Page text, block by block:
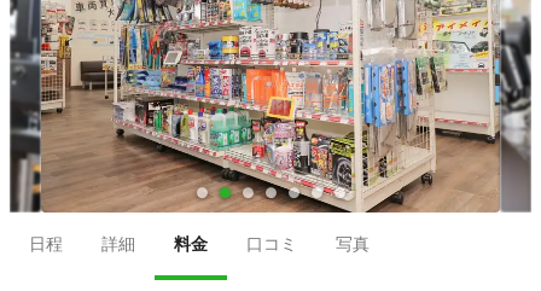
● ● ● ● ● ● ●
日程 詳細 料金 口コミ 写真